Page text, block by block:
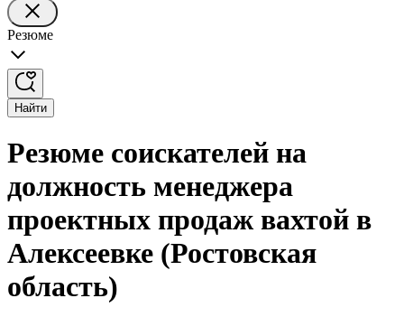
Резюме
Найти
Резюме соискателей на
должность менеджера
проектных продаж вахтой в
Алексеевке (Ростовская
область)